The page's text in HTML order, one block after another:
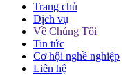
Trang chủ
Dịch vụ
Về Chúng Tôi
Tin tức
Cơ hội nghề nghiệp
Liên hệ